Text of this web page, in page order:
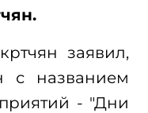
заявил,
с названием
- "Дни